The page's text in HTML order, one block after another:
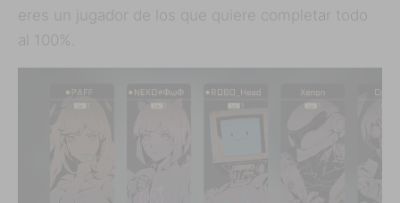
eres un jugador de los que quiere completar todo
al 100%.